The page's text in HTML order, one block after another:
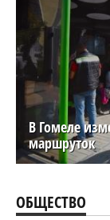
В Гомеле
маршруток
ОБЩЕСТВО